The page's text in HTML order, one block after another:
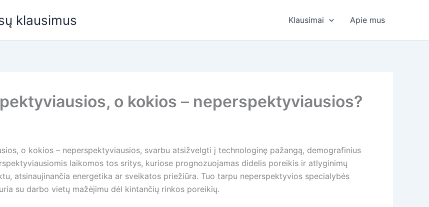
klausimus Klausimai Apie mus
o kokios – neperspektyviausios?
o kokios – neperspektyviausios, svarbu atsižvelgti į technologinę pažangą, demografinius
laikomos tos sritys, kuriose prognozuojamas didelis poreikis ir atlyginimų
atsinaujinančia energetika ar sveikatos priežiūra. Tuo tarpu neperspektyvios specialybės
su darbo vietų mažėjimu dėl kintančių rinkos poreikių.